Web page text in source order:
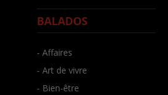
BALADOS
- Affaires
- Art de vivre
- Bien-être